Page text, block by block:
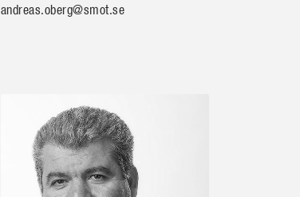
andreas.oberg@smot.se